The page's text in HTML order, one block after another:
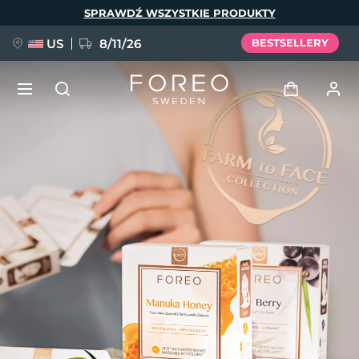
SPRAWDŹ WSZYSTKIE PRODUKTY
US 8/11/26 BESTSELLERY
Zaloguj
Profil użytkownika
Moje urządzenia
Moje zamówienia
Moje adresy
Moje subskrypcje
FAQ™ Pure Beauty-Tech Elixir
BREAKING NEWS
issa™ Teeth Whitening Set
English Deutsch
Español
Français
Italiano
Português
Polski
Svenska
Русский
简体中文 繁體中文